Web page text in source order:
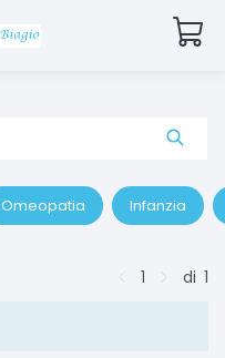
Omeopatia Infanzia
1 di 1